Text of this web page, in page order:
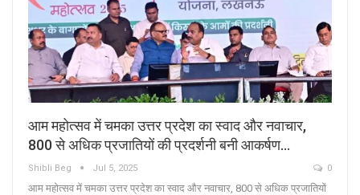
आम महोत्सव में चमका उत्तर प्रदेश का स्वाद और नवाचार,
800 से अधिक प्रजातियों की प्रदर्शनी बनी आकर्षण…
Shibli Beg Jul 5, 2025 0
आम महोत्सव में चमका उत्तर प्रदेश का स्वाद और नवाचार, 800 से अधिक प्रजातियों